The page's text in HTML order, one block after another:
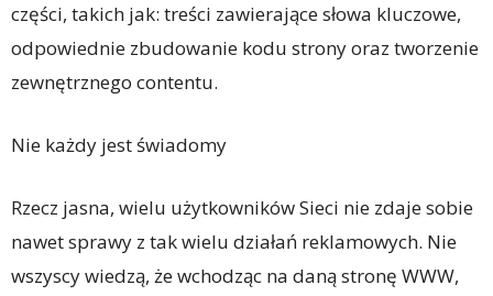
części, takich jak: treści zawierające słowa kluczowe,
odpowiednie zbudowanie kodu strony oraz tworzenie
zewnętrznego contentu.
Nie każdy jest świadomy
Rzecz jasna, wielu użytkowników Sieci nie zdaje sobie
nawet sprawy z tak wielu działań reklamowych. Nie
wszyscy wiedzą, że wchodząc na daną stronę WWW,